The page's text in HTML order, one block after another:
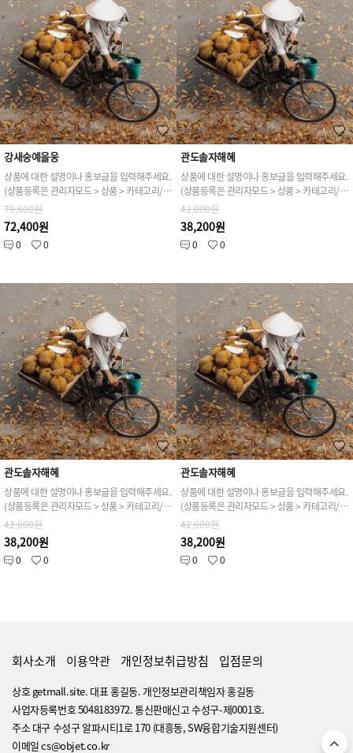
강새숭예을웅
상품에 대한 설명이나 홍보글을 입력해주세요.
(상품등록은 관리자모드 > 상품 > 카테고리/상품관리 > 상품등록 가능)
79,600원
72,400원
0 0
관도솔자해혜
상품에 대한 설명이나 홍보글을 입력해주세요.
(상품등록은 관리자모드 > 상품 > 카테고리/상품관리 > 상품등록 가능)
42,000원
38,200원
0 0
관도솔자해혜
상품에 대한 설명이나 홍보글을 입력해주세요.
(상품등록은 관리자모드 > 상품 > 카테고리/상품관리 > 상품등록 가능)
42,000원
38,200원
0 0
관도솔자해혜
상품에 대한 설명이나 홍보글을 입력해주세요.
(상품등록은 관리자모드 > 상품 > 카테고리/상품관리 > 상품등록 가능)
42,000원
38,200원
0 0
회사소개 이용약관 개인정보취급방침 입점문의
상호 getmall.site. 대표 홍길동. 개인정보관리책임자 홍길동
사업자등록번호 5048183972. 통신판매신고 수성구-제0001호.
주소 대구 수성구 알파시티1로 170 (대흥동, SW융합기술지원센터)
이메일 cs@objet.co.kr